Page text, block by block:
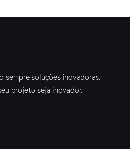
sempre soluções inovadoras.
projeto seja inovador.